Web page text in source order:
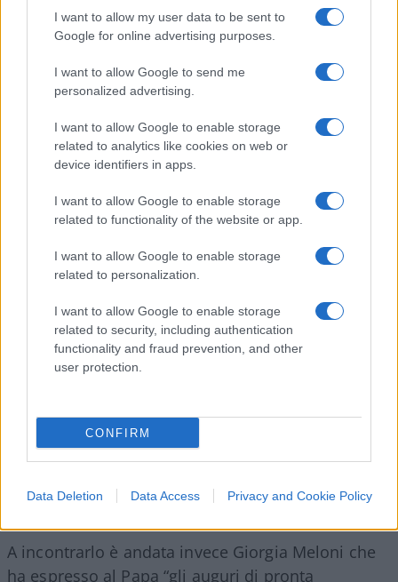
I want to allow my user data to be sent to
Google for online advertising purposes.
I want to allow Google to send me
personalized advertising.
I want to allow Google to enable storage
related to analytics like cookies on web or
device identifiers in apps.
I want to allow Google to enable storage
related to functionality of the website or app.
I want to allow Google to enable storage
related to personalization.
I want to allow Google to enable storage
related to security, including authentication
functionality and fraud prevention, and other
user protection.
CONFIRM
Data Deletion Data Access Privacy and Cookie Policy
bollettino di ieri sera – La tac torace di controllo
alla quale il Santo Padre è stato sottoposto questo
pomeriggio, prescritta dall’equipe sanitaria
vaticana e da quella medica della Fondazione
dimostratol’insorgenza di una polmonite
bilateraleche ha richiesto un’ ulteriore terapia
Questo pomeriggio Bergoglio dovrebbe ricevere la
visita diPietro Parolin, Segretario di Stato del
Vaticano. “Rinnoviamo la vicinanza delle Chiese in
Italia aPapaFrancesco, ricoverato da venerdì 14
febbraio al Policlinico A. Gemelli. Nell’affidare al
Signore l’operato dei medici e del personale
invitando le comunità ecclesiali a sostenerlo con
la preghiera in questo momento di sofferenza”, si
Cei.
A incontrarlo è andata invece Giorgia Meloni che
ha espresso al Papa “gli auguri di pronta